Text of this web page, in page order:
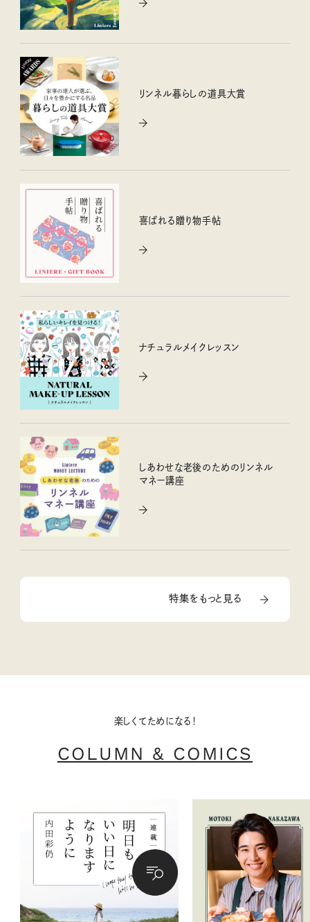
リンネル暮らしの道具大賞
喜ばれる贈り物手帖
ナチュラルメイクレッスン
しあわせな老後のためのリンネル
マネー講座
特集をもっと見る
楽しくてためになる！
COLUMN & COMICS